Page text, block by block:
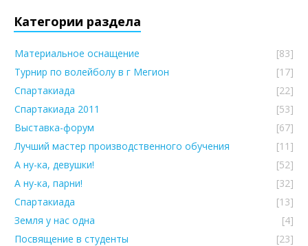
Категории раздела
Материальное оснащение
[83]
Турнир по волейболу в г Мегион
[17]
Спартакиада
[22]
Спартакиада 2011
[53]
Выставка-форум
[67]
Лучший мастер производственного обучения
[11]
А ну-ка, девушки!
[52]
А ну-ка, парни!
[32]
Спартакиада
[13]
Земля у нас одна
[4]
Посвящение в студенты
[23]